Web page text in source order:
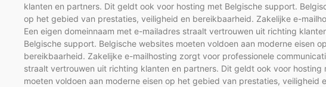
klanten en partners. Dit geldt ook voor hosting met Belgische support.
op het gebied van prestaties, veiligheid en bereikbaarheid. Zakelijke e-
Een eigen domeinnaam met e-mailadres straalt vertrouwen uit richting
Belgische support. Belgische websites moeten voldoen aan moderne eisen
bereikbaarheid. Zakelijke e-mailhosting zorgt voor professionele
straalt vertrouwen uit richting klanten en partners. Dit geldt ook voor
moeten voldoen aan moderne eisen op het gebied van prestaties,